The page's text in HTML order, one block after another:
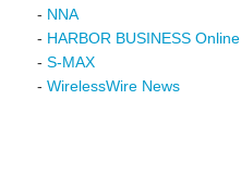
- NNA
- HARBOR BUSINESS Online
- S-MAX
- WirelessWire News